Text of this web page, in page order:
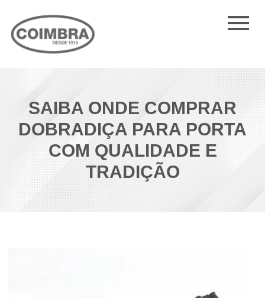
SAIBA ONDE COMPRAR
DOBRADIÇA PARA PORTA
COM QUALIDADE E
TRADIÇÃO